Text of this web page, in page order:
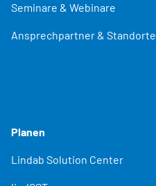
Seminare & Webinare
Ansprechpartner & Standorte
Planen
Lindab Solution Center